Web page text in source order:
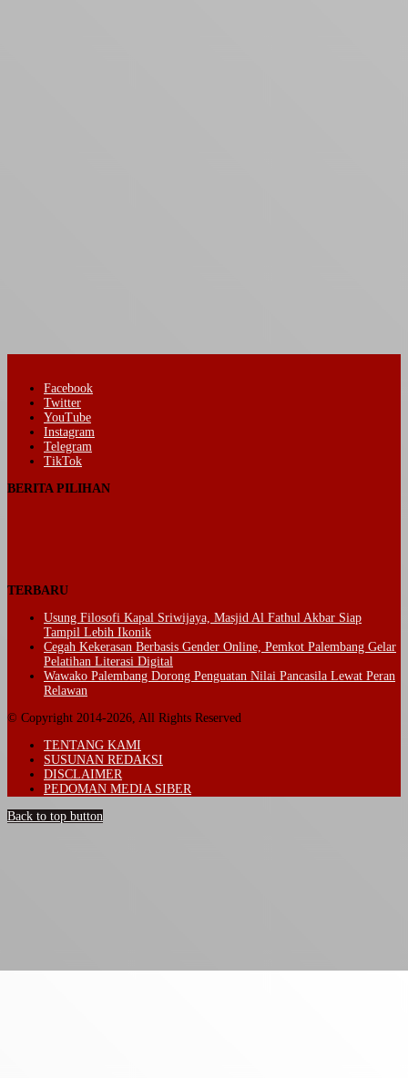
Facebook
Twitter
YouTube
Instagram
Telegram
TikTok
BERITA PILIHAN
TERBARU
Usung Filosofi Kapal Sriwijaya, Masjid Al Fathul Akbar Siap
Tampil Lebih Ikonik
Cegah Kekerasan Berbasis Gender Online, Pemkot Palembang Gelar
Pelatihan Literasi Digital
Wawako Palembang Dorong Penguatan Nilai Pancasila Lewat Peran
Relawan
© Copyright 2014-2026, All Rights Reserved
TENTANG KAMI
SUSUNAN REDAKSI
DISCLAIMER
PEDOMAN MEDIA SIBER
Back to top button